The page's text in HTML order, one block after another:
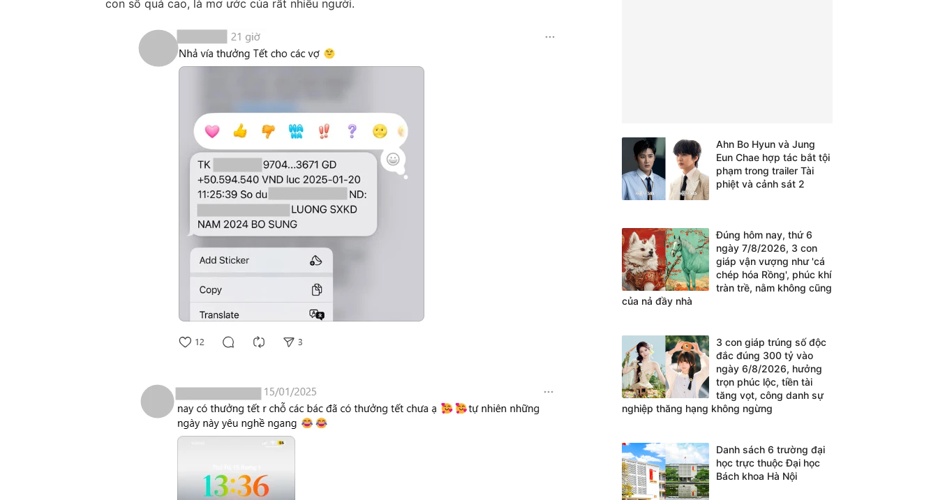
con số quá cao, là mơ ước của rất nhiều người.
Ahn Bo Hyun và Jung
Eun Chae hợp tác bắt tội
phạm trong trailer Tài
phiệt và cảnh sát 2
Đúng hôm nay, thứ 6
ngày 7/8/2026, 3 con
giáp vận vượng như 'cá
chép hóa Rồng', phúc khí
tràn trề, nằm không cũng
của nả đầy nhà
3 con giáp trúng số độc
đắc đúng 300 tỷ vào
ngày 6/8/2026, hưởng
trọn phúc lộc, tiền tài
tăng vọt, công danh sự
nghiệp thăng hạng không ngừng
Danh sách 6 trường đại
học trực thuộc Đại học
Bách khoa Hà Nội